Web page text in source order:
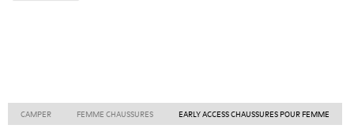
CAMPER FEMME CHAUSSURES EARLY ACCESS CHAUSSURES POUR FEMME